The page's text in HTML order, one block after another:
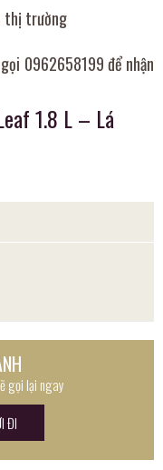
thị trường
0962658199 để nhận
1.8 L – Lá
gọi lại ngay